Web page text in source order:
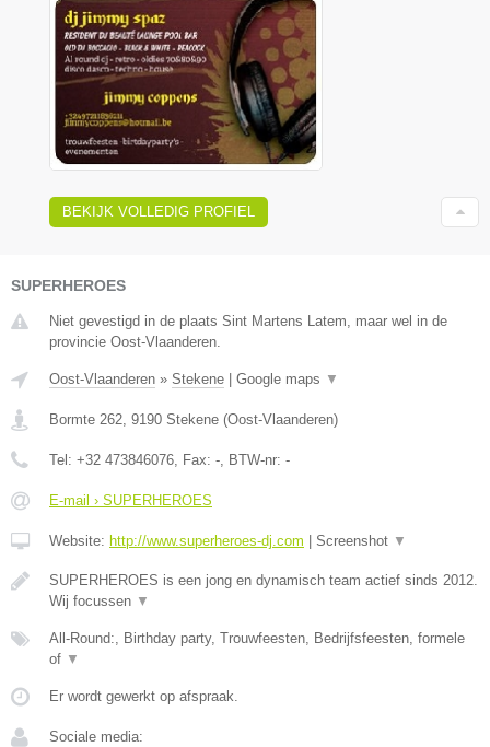
BEKIJK VOLLEDIG PROFIEL
SUPERHEROES
Niet gevestigd in de plaats Sint Martens Latem, maar wel in de
provincie Oost-Vlaanderen.
Oost-Vlaanderen » Stekene Google maps ▼
Bormte 262, 9190 Stekene (Oost-Vlaanderen)
Tel: +32 473846076, Fax: -, BTW-nr: -
E-mail › SUPERHEROES
Website: http://www.superheroes-dj.com Screenshot ▼
SUPERHEROES is een jong en dynamisch team actief sinds 2012.
Wij focussen ▼
All-Round:, Birthday party, Trouwfeesten, Bedrijfsfeesten, formele
of ▼
Er wordt gewerkt op afspraak.
Sociale media: